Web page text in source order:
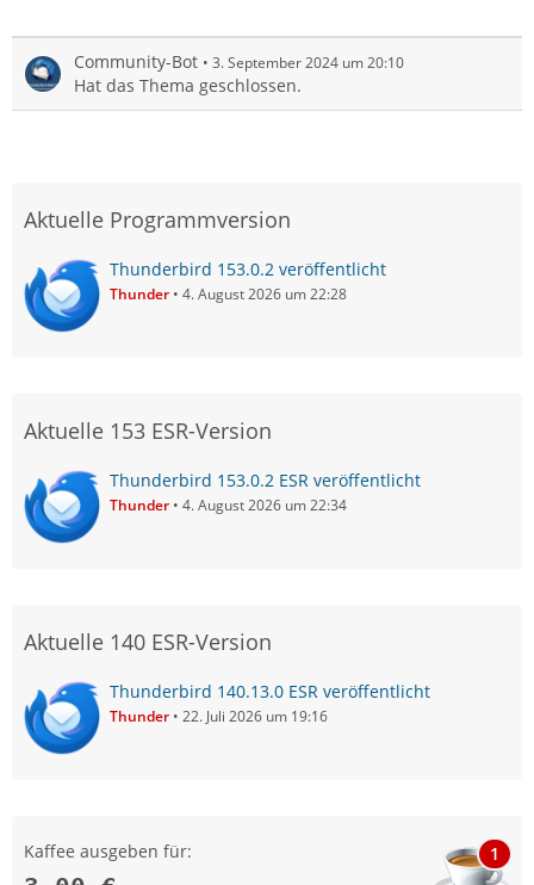
Community-Bot 3. September 2024 um 20:10
Hat das Thema geschlossen.
Aktuelle Programmversion
Thunderbird 153.0.2 veröffentlicht
Thunder 4. August 2026 um 22:28
Aktuelle 153 ESR-Version
Thunderbird 153.0.2 ESR veröffentlicht
Thunder 4. August 2026 um 22:34
Aktuelle 140 ESR-Version
Thunderbird 140.13.0 ESR veröffentlicht
Thunder 22. Juli 2026 um 19:16
Kaffee ausgeben für: 1